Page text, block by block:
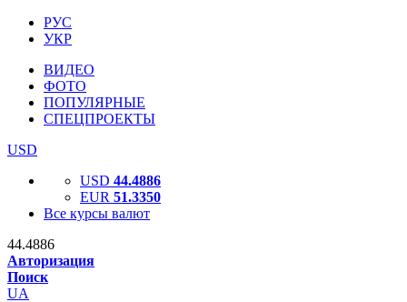
РУС
УКР
ВИДЕО
ФОТО
ПОПУЛЯРНЫЕ
СПЕЦПРОЕКТЫ
USD
USD 44.4886
EUR 51.3350
Все курсы валют
44.4886
Авторизация
Поиск
UA